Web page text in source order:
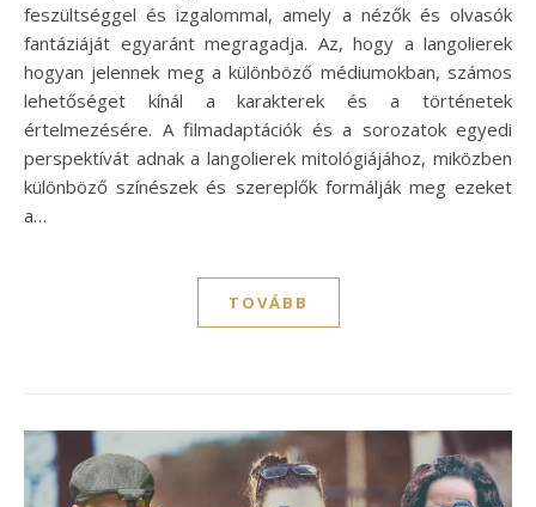
feszültséggel és izgalommal, amely a nézők és olvasók
fantáziáját egyaránt megragadja. Az, hogy a langolierek
hogyan jelennek meg a különböző médiumokban, számos
lehetőséget kínál a karakterek és a történetek
értelmezésére. A filmadaptációk és a sorozatok egyedi
perspektívát adnak a langolierek mitológiájához, miközben
különböző színészek és szereplők formálják meg ezeket
a…
TOVÁBB